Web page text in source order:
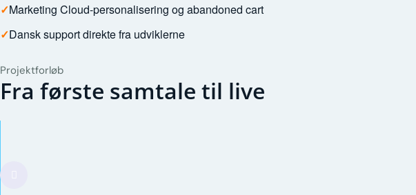
✓Marketing Cloud-personalisering og abandoned cart
✓Dansk support direkte fra udviklerne
Projektforløb
Fra første samtale til live